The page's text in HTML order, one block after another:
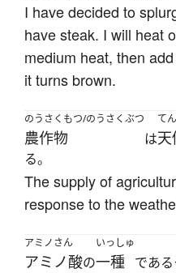
I have decided to
have steak. I will heat
medium heat, then
it turns brown.
のうさくもつ/のうさくぶつ
農作物 は
て
天
る。
The supply of
response to the
アミノさん
アミノ酸の
いっしゅ
一種 であ